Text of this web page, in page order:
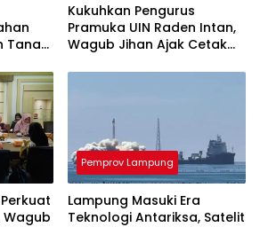
Tanah
Kukuhkan Pengurus
Pramuka UIN Raden Intan,
Wagub Jihan Ajak Cetak
Indonesia Emas 2045
Wagub
Pemprov Lampung
Lampung Masuki Era
Teknologi Antariksa, Satelit